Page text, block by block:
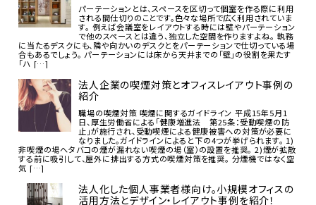
パーテーションとは、スペースを区切って個室を作る際に利用
される間仕切りのことです。色々な場所で広く利用されていま
す。 例えば会議室をレイアウトする時には壁やパーテーション
で他のスペースとは違う、独立した空間を作りますよね。 執務
に当たるデスクにも、隣や向かいのデスクとをパーテーションで仕切っている場
合もあるでしょう。 パーテーションには床から天井までの「壁」の役割を果たす
「ハ […]
法人企業の喫煙対策とオフィスレイアウト事例の
紹介
職場の喫煙対策 喫煙に関するガイドライン 平成15年5月1
日、厚生労働省による「健康増進法 第25条：受動喫煙の防
止」が施行され、受動喫煙による健康被害への対策が必要に
なりました。ガイドラインによると下の4つが挙げられます。 1)
非喫煙の場へタバコの煙が漏れない喫煙の場（室）の設置を推奨。 2)煙が拡散
する前に吸引して、屋外に排出する方式の喫煙対策を推奨。 分煙機ではなく空
気 […]
法人化した個人事業者様向け。小規模オフィスの
活用方法とデザイン・レイアウト事例を紹介！